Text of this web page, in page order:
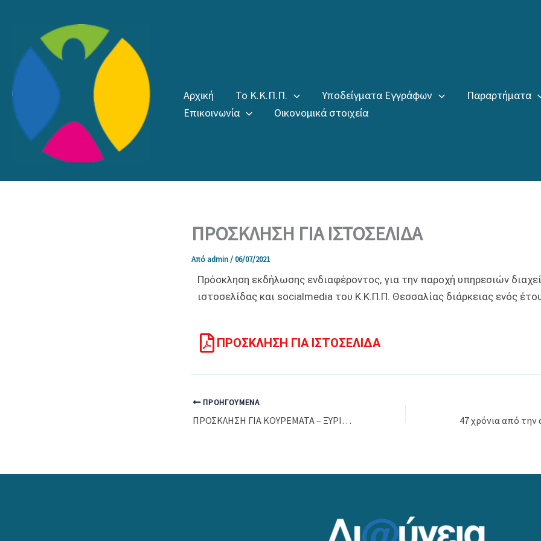
περιεχόμενο
Αρχική Το Κ.Κ.Π.Π. Υποδείγματα Εγγράφων Παραρτήματα
Επικοινωνία
Οικονομικά στοιχεία
ΠΡΟΣΚΛΗΣΗ ΓΙΑ ΙΣΤΟΣΕΛΙΔΑ
Από admin/06/07/2021
Πρόσκληση εκδήλωσης ενδιαφέροντος, για την παροχή υπηρεσιών
ιστοσελίδας και socialmedia του Κ.Κ.Π.Π. Θεσσαλίας διάρκειας ενός
ΠΡΟΣΚΛΗΣΗ ΓΙΑ ΙΣΤΟΣΕΛΙΔΑ
ΠΡΟΗΓΟΎΜΕΝΑ
ΠΡΟΣΚΛΗΣΗ ΓΙΑ ΚΟΥΡΕΜΑΤΑ – ΞΥΡΙΣΜΑΤΑ